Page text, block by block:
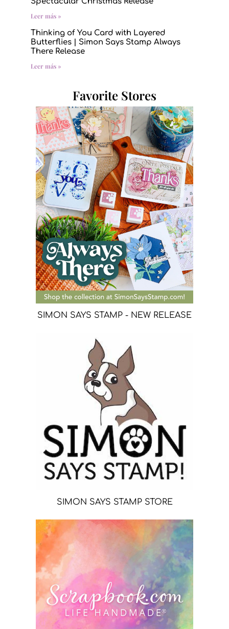
Leer más »
Thinking of You Card with Layered
Butterflies | Simon Says Stamp Always
There Release
Leer más »
Favorite Stores
SIMON SAYS STAMP - NEW RELEASE
SIMON SAYS STAMP STORE